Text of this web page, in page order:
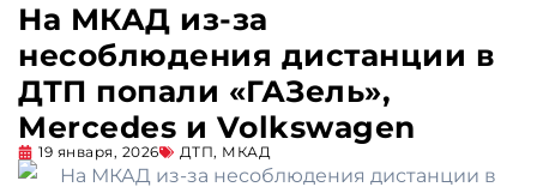
На МКАД из-за
несоблюдения дистанции в
ДТП попали «ГАЗель»,
Mercedes и Volkswagen
19 января, 2026 ДТП, МКАД